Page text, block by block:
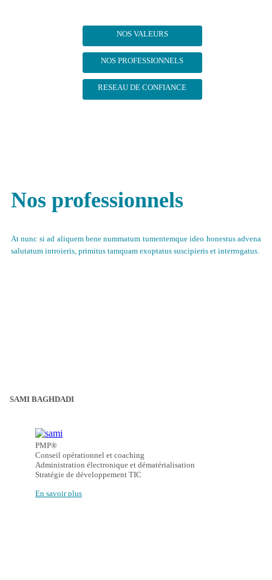
NOS VALEURS
NOS PROFESSIONNELS
RESEAU DE CONFIANCE
Nos professionnels
At nunc si ad aliquem bene nummatum tumentemque ideo honestus advena
salutatum introieris, primitus tamquam exoptatus suscipieris et interrogatus.
SAMI BAGHDADI
PMP®
Conseil opérationnel et coaching
Administration électronique et dématérialisation
En savoir plus